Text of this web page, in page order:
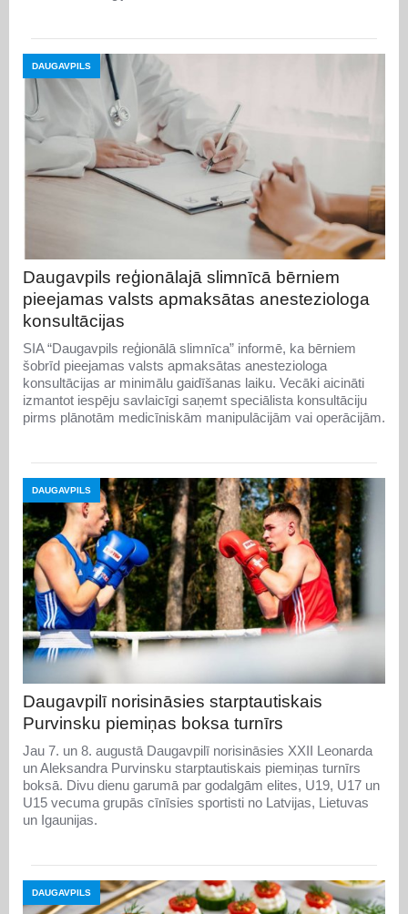
DAUGAVPILS
Daugavpils reģionālajā slimnīcā bērniem
pieejamas valsts apmaksātas anesteziologa
konsultācijas
SIA “Daugavpils reģionālā slimnīca” informē, ka bērniem
šobrīd pieejamas valsts apmaksātas anesteziologa
konsultācijas ar minimālu gaidīšanas laiku. Vecāki aicināti
izmantot iespēju savlaicīgi saņemt speciālista konsultāciju
pirms plānotām medicīniskām manipulācijām vai operācijām.
DAUGAVPILS
Daugavpilī norisināsies starptautiskais
Purvinsku piemiņas boksa turnīrs
Jau 7. un 8. augustā Daugavpilī norisināsies XXII Leonarda
un Aleksandra Purvinsku starptautiskais piemiņas turnīrs
boksā. Divu dienu garumā par godalgām elites, U19, U17 un
U15 vecuma grupās cīnīsies sportisti no Latvijas, Lietuvas
un Igaunijas.
DAUGAVPILS